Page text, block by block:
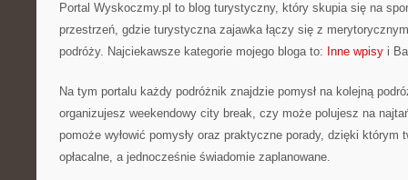
Portal Wyskoczmy.pl to blog turystyczny, który skupia się na
przestrzeń, gdzie turystyczna zajawka łączy się z
podróży. Najciekawsze kategorie mojego bloga to: Inne wpisy i
Na tym portalu każdy podróżnik znajdzie pomysł na kolejną
organizujesz weekendowy city break, czy może polujesz na
pomoże wyłowić pomysły oraz praktyczne porady, dzięki którym
opłacalne, a jednocześnie świadomie zaplanowane.